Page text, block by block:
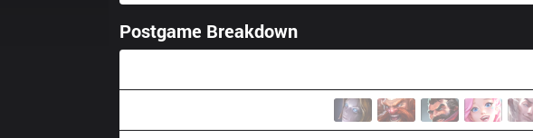
Postgame Breakdown